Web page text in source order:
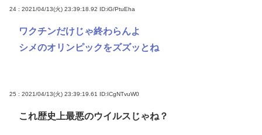
24 : 2021/04/13(火) 23:39:18.92 ID:iG/PtuEha
ワクチンだけじゃ終わらんよ
シメのオリンピックをズズッとね
25 : 2021/04/13(火) 23:39:19.61 ID:ICgNTvuW0
これ歴史上最悪のウイルスじゃね？